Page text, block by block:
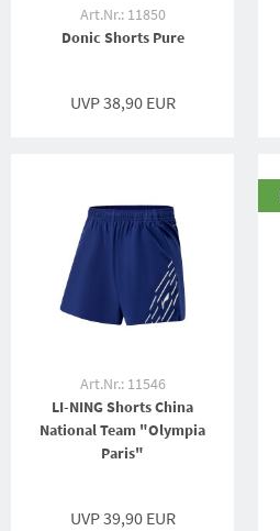
Art.Nr.: 11850
Donic Shorts Pure
UVP 38,90 EUR
Art.Nr.: 11546
LI-NING Shorts China
National Team "Olympia
Paris"
UVP 39,90 EUR